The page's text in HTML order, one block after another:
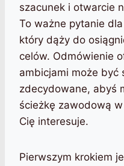
szacunek i otwarcie
To ważne pytanie
który dąży do
celów. Odmówienie
ambicjami może być
zdecydowane, abyś
ścieżkę zawodową
Cię interesuje.
Pierwszym krokiem